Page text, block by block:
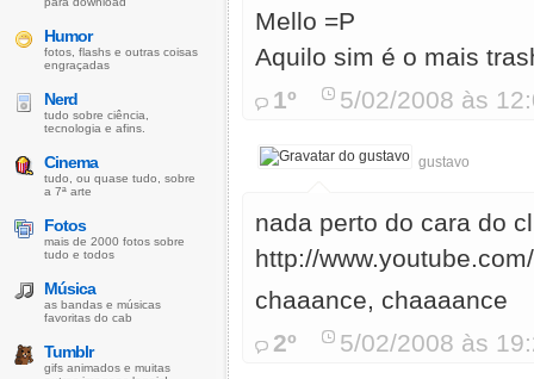
Mello =P
Aquilo sim é o mais
1º
5/02/2008 às
gustavo
nada perto do cara do
http://
chaaance, chaaaance
2º
5/02/2008 às
Humor
fotos, flashs e outras coisas
engraçadas
Nerd
tudo sobre ciência,
tecnologia e afins.
Cinema
tudo, ou quase tudo, sobre
a 7ª arte
Fotos
mais de 2000 fotos sobre
tudo e todos
Música
as bandas e músicas
favoritas do cab
Tumblr
gifs animados e muitas